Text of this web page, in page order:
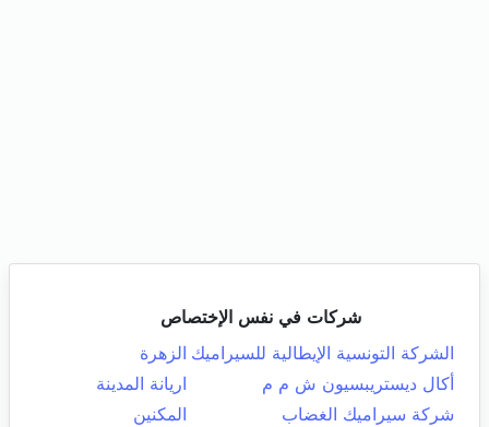
شركات في نفس الإختصاص
الشركة التونسية الإيطالية للسيراميك الزهرة
أكال ديستريبسيون ش م م
اريانة المدينة
شركة سيراميك الغضاب
المكنين